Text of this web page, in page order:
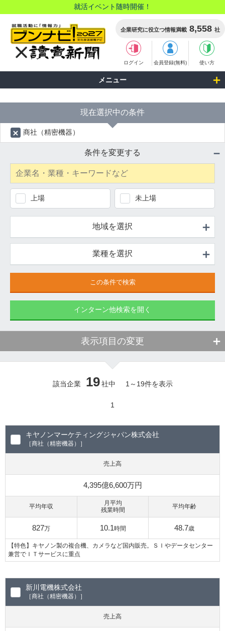
就活イベント随時開催！
企業研究に役立つ情報満載 8,558 社
ログイン 会員登録(無料) 使い方
メニュー
現在選択中の条件
商社（精密機器）
条件を変更する
上場 未上場
地域を選択
業種を選択
インターン他検索を開く
表示項目の変更
該当企業 19 社中 1 ～ 19件を表示
1
キヤノンマーケティングジャパン株式会社
［商社（精密機器）］
売上高
4,395億6,600万円
平均年収
827万
月平均
残業時間
10.1時間
平均年齢
48.7歳
【特色】キヤノン製の複合機、カメラなど国内販売。ＳＩやデータセンター
兼営でＩＴサービスに重点
新川電機株式会社
［商社（精密機器）］
売上高